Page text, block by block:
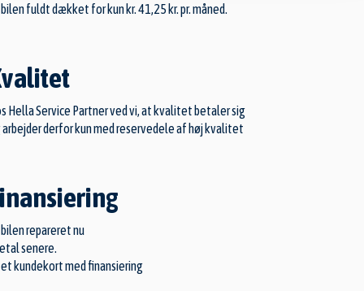
bilen fuldt dækket for kun kr. 41,25 kr. pr. måned.
Hella Service Partner ved vi, at kvalitet betaler sig
arbejder derfor kun med reservedele af høj kvalitet
bilen repareret nu
senere.
et kundekort med finansiering